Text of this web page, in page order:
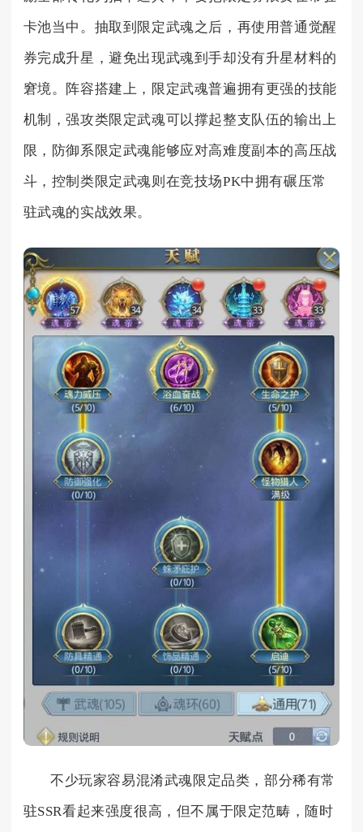
卡池当中。抽取到限定武魂之后，再使用普通觉醒
券完成升星，避免出现武魂到手却没有升星材料的
窘境。阵容搭建上，限定武魂普遍拥有更强的技能
机制，强攻类限定武魂可以撑起整支队伍的输出上
限，防御系限定武魂能够应对高难度副本的高压战
斗，控制类限定武魂则在竞技场PK中拥有碾压常
驻武魂的实战效果。
不少玩家容易混淆武魂限定品类，部分稀有常
驻SSR看起来强度很高，但不属于限定范畴，随时